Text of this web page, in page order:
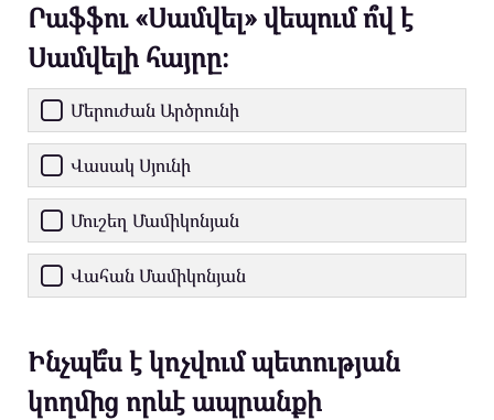
Րաֆֆու «Սամվել» վեպում ո՞վ է
Սամվելի հայրը։
Մերուժան Արծրունի
Վասակ Սյունի
Մուշեղ Մամիկոնյան
Վահան Մամիկոնյան
Ինչպե՞ս է կոչվում պետության
կողմից որևէ ապրանքի